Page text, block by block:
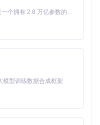
Kimi K3 是Kimi能力最强的模型：这是一个拥有 2.8 万亿参数的混合专家（MoE）模型，具备原生视觉理解能力，并支持 100 万 token 的上下文窗口。
模型训练数据合成框架